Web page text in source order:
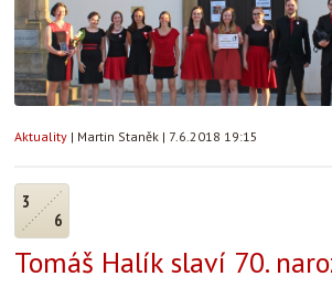
Aktuality | Martin Staněk | 7.6.2018 19:15
3
6
Tomáš Halík slaví 70.